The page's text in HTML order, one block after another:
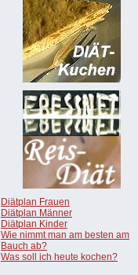
Diätplan Frauen
Diätplan Männer
Diätplan Kinder
Wie nimmt man am besten am
Bauch ab?
Was soll ich heute kochen?